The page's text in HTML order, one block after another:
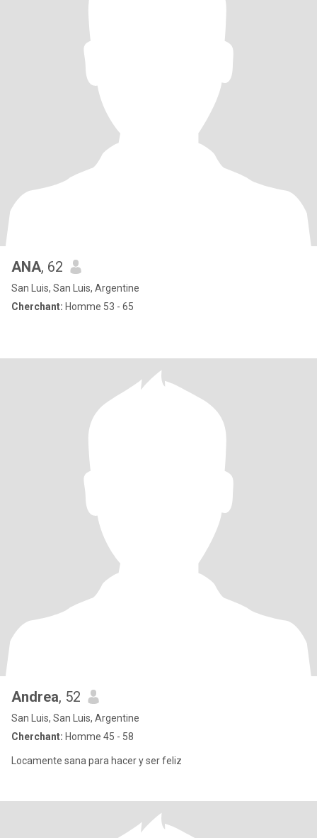
ANA, 62
San Luis, San Luis, Argentine
Cherchant: Homme 53 - 65
Andrea, 52
San Luis, San Luis, Argentine
Cherchant: Homme 45 - 58
Locamente sana para hacer y ser feliz